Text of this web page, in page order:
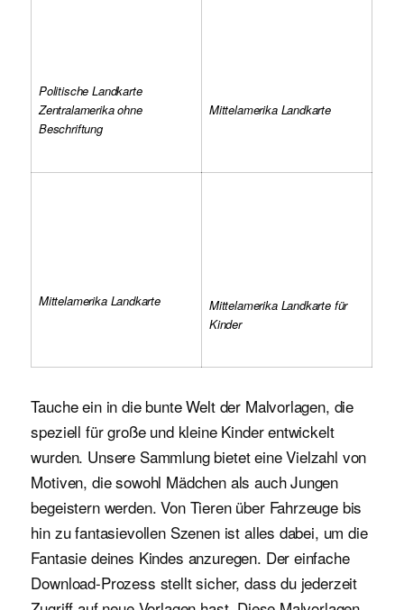
Politische Landkarte
Zentralamerika ohne
Beschriftung
Mittelamerika Landkarte
Mittelamerika Landkarte
Mittelamerika Landkarte für
Kinder
Tauche ein in die bunte Welt der Malvorlagen, die
speziell für große und kleine Kinder entwickelt
wurden. Unsere Sammlung bietet eine Vielzahl von
Motiven, die sowohl Mädchen als auch Jungen
begeistern werden. Von Tieren über Fahrzeuge bis
hin zu fantasievollen Szenen ist alles dabei, um die
Fantasie deines Kindes anzuregen. Der einfache
Download-Prozess stellt sicher, dass du jederzeit